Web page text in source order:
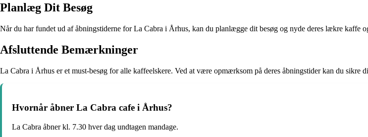
Planlæg Dit Besøg
Når du har fundet ud af åbningstiderne for La Cabra i Århus, kan du planlægge dit besøg og nyde deres lækre kaffe
Afsluttende Bemærkninger
La Cabra i Århus er et must-besøg for alle kaffeelskere. Ved at være opmærksom på deres åbningstider kan du sikre
Hvornår åbner La Cabra cafe i Århus?
La Cabra åbner kl. 7.30 hver dag undtagen mandage.